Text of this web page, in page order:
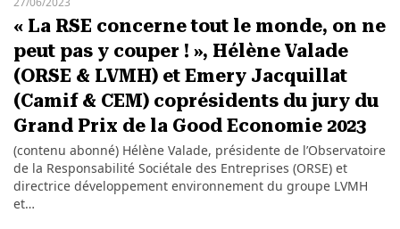
« La RSE concerne tout le monde, on ne
peut pas y couper ! », Hélène Valade
(ORSE & LVMH) et Emery Jacquillat
(Camif & CEM) coprésidents du jury du
Grand Prix de la Good Economie 2023
(contenu abonné) Hélène Valade, présidente de l’Observatoire
de la Responsabilité Sociétale des Entreprises (ORSE) et
directrice développement environnement du groupe LVMH
et…